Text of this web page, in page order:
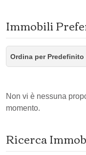
Immobili
Ordina per Predefinito
Non vi è nessuna
momento.
Ricerca